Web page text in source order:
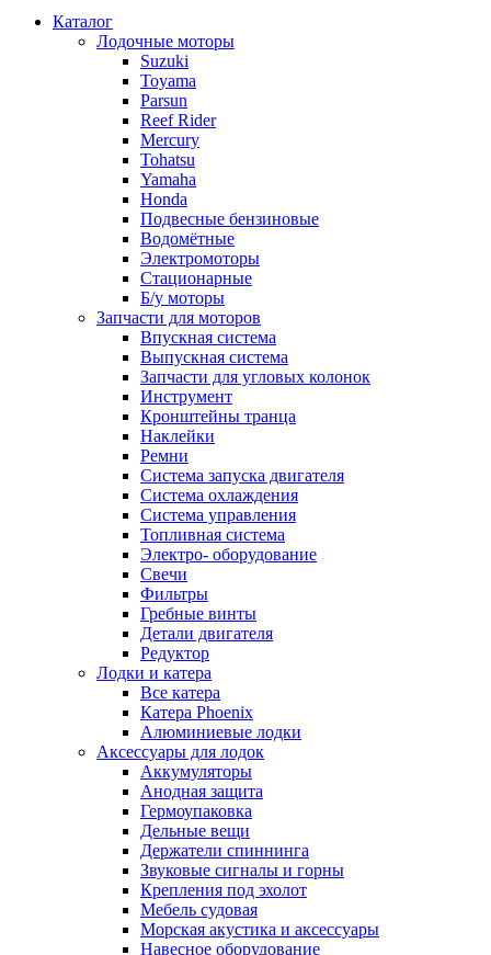
Каталог
Лодочные моторы
Suzuki
Toyama
Parsun
Reef Rider
Mercury
Tohatsu
Yamaha
Honda
Подвесные бензиновые
Водомётные
Электромоторы
Стационарные
Б/у моторы
Запчасти для моторов
Впускная система
Выпускная система
Запчасти для угловых колонок
Инструмент
Кронштейны транца
Наклейки
Ремни
Система запуска двигателя
Система охлаждения
Система управления
Топливная система
Электро- оборудование
Свечи
Фильтры
Гребные винты
Детали двигателя
Редуктор
Лодки и катера
Все катера
Катера Phoenix
Алюминиевые лодки
Аксессуары для лодок
Аккумуляторы
Анодная защита
Гермоупаковка
Дельные вещи
Держатели спиннинга
Звуковые сигналы и горны
Крепления под эхолот
Мебель судовая
Морская акустика и аксессуары
Навесное оборудование